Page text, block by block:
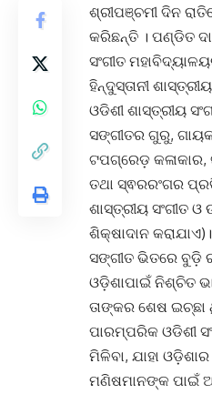
ଶ୍ରୀପଞ୍ଚମୀ ଦିନ
କରିଛନ୍ତି । ପଣ୍ଡିତ
ସଂଗୀତ
ହିନ୍ଦୁସ୍ତାନୀ
ଓଡିଶୀ ଶାସ୍ତ୍ରୀୟ
ସଙ୍ଗୀତର ଗୁରୁ,
ଟପଗ୍ରେଡ଼ କଳାକାର,
ତଥା ସ୍ଵରରଂଗର
ଶାସ୍ତ୍ରୀୟ ସଂଗୀତ
ଶିକ୍ଷାଦାନ
ସଙ୍ଗୀତ ଭିତରେ ବୁଡ଼ି
ଓଡ଼ିଶାପାଇଁ ନିଶ୍ଚିତ
ତାଙ୍କର ଶେଷ ଇଚ୍ଛା
ପାରମ୍ପରିକ ଓଡିଶୀ
ମିଳିବା, ଯାହା
ମଣିଷମାନଙ୍କ ପାଇଁ